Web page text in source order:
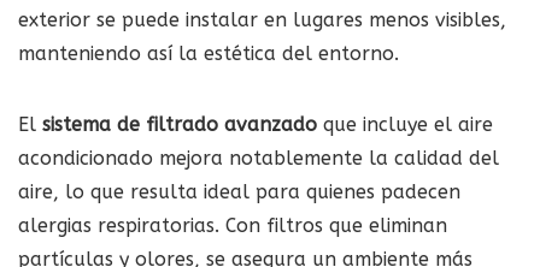
exterior se puede instalar en lugares menos visibles,
manteniendo así la estética del entorno.
El sistema de filtrado avanzado que incluye el aire
acondicionado mejora notablemente la calidad del
aire, lo que resulta ideal para quienes padecen
alergias respiratorias. Con filtros que eliminan
partículas y olores, se asegura un ambiente más